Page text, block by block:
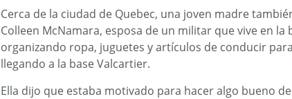
Cerca de la ciudad de Quebec, una joven madre
Colleen McNamara, esposa de un militar que vive en la
organizando ropa, juguetes y artículos de conducir
llegando a la base Valcartier.
Ella dijo que estaba motivado para hacer algo bueno